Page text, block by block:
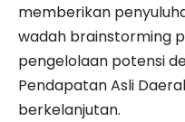
memberikan
wadah brainstorming
pengelolaan potensi
Pendapatan Asli
berkelanjutan.